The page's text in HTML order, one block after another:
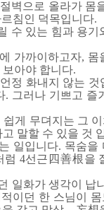
벽으로 올라가 몸
침인 덕목입니다.
수 있는 힘과 용기
가까이하고자, 몸
아야 합니다.
정 화내지 않는 것
그러나 기쁘고 즐
게 무뎌지는 그
말할 수 있을 것
일입니다. 목숨을
럼 4선근四善根을
일화가 생각이 납
이던 한 스님이 몸